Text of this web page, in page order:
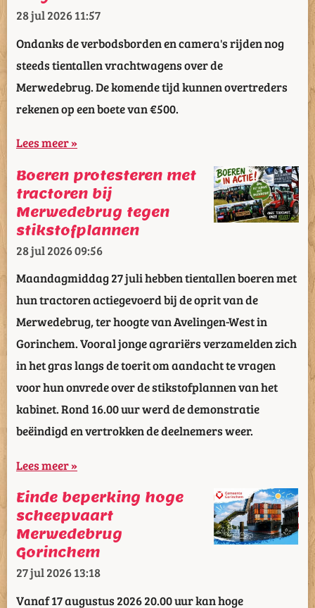
28 jul 202611:57
Ondanks de verbodsborden en camera's rijden nog
steeds tientallen vrachtwagens over de
Merwedebrug. De komende tijd kunnen overtreders
rekenen op een boete van €500.
Lees meer »
Boeren protesteren met
tractoren bij
Merwedebrug tegen
stikstofplannen
28 jul 202609:56
Maandagmiddag 27 juli hebben tientallen boeren met
hun tractoren actiegevoerd bij de oprit van de
Merwedebrug, ter hoogte van Avelingen-West in
Gorinchem. Vooral jonge agrariërs verzamelden zich
in het gras langs de toerit om aandacht te vragen
voor hun onvrede over de stikstofplannen van het
kabinet. Rond 16.00 uur werd de demonstratie
beëindigd en vertrokken de deelnemers weer.
Lees meer »
Einde beperking hoge
scheepvaart
Merwedebrug
Gorinchem
27 jul 202613:18
Vanaf 17 augustus 2026 20.00 uur kan hoge